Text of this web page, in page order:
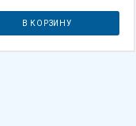
В КОРЗИНУ